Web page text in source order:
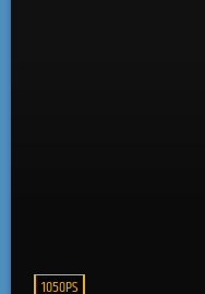
1050PS